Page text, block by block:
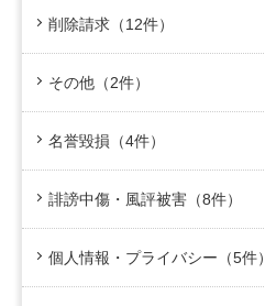
削除請求（12件）
その他（2件）
名誉毀損（4件）
誹謗中傷・風評被害（8件）
個人情報・プライバシー（5件）